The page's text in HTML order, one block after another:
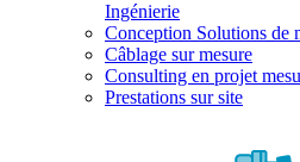
Ingénierie
Conception Solutions de
Câblage sur mesure
Consulting en projet
Prestations sur site